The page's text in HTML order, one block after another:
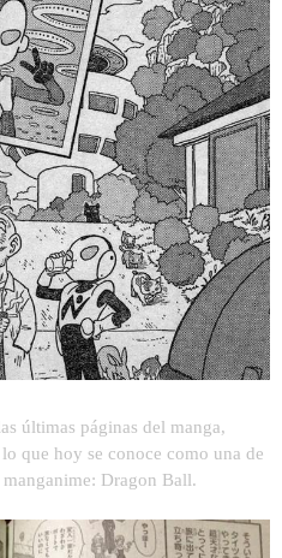
últimas páginas del manga,
que hoy se conoce como una de
Dragon Ball.